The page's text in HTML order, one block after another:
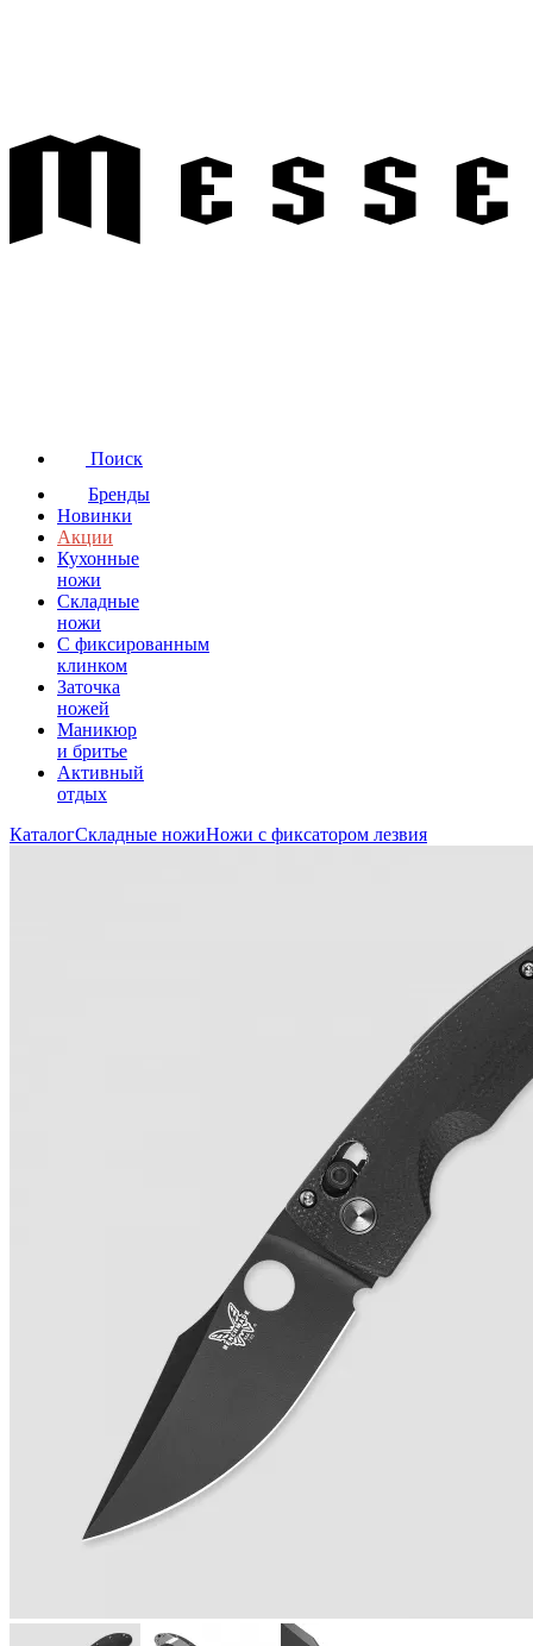
Поиск
Бренды
Новинки
Акции
Кухонные
ножи
Складные
ножи
C фиксированным
клинком
Заточка
ножей
Маникюр
и бритье
Активный
отдых
КаталогСкладные ножиНожи с фиксатором лезвия